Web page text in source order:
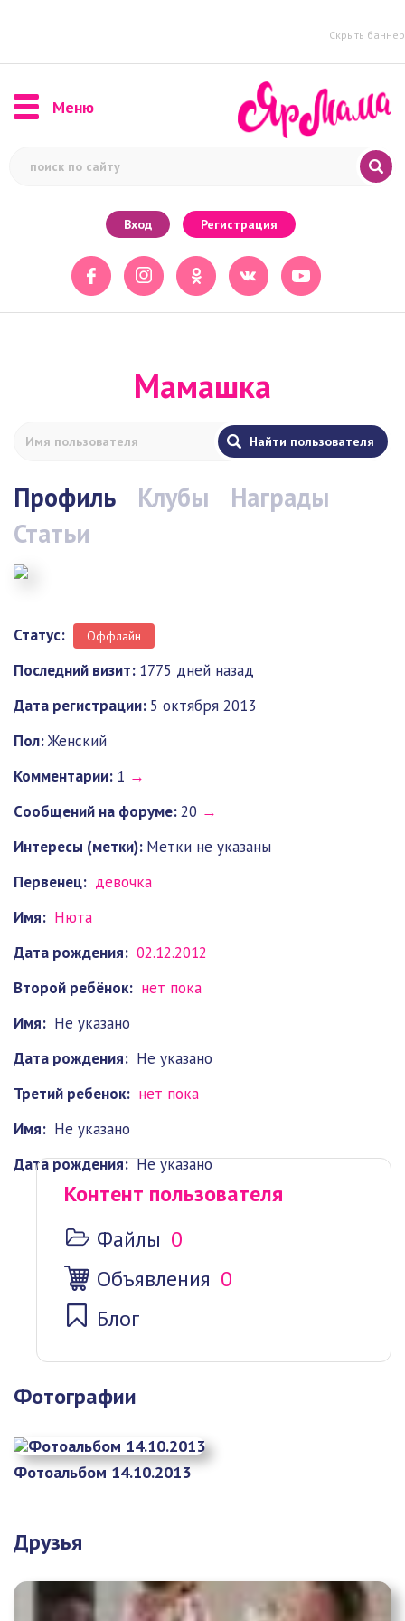
Скрыть баннер
Меню
Вход Регистрация
Мамашка
Профиль Клубы
Награды
Статьи
Статус: Оффлайн
Последний визит: 1775 дней назад
Дата регистрации: 5 октября 2013
Пол:Женский
Комментарии: 1 →
Cообщений на форуме:20 →
Интересы (метки): Метки не указаны
Первенец: девочка
Имя: Нюта
Дата рождения: 02.12.2012
Второй ребёнок: нет пока
Имя: Не указано
Дата рождения: Не указано
Третий ребенок: нет пока
Имя: Не указано
Дата рождения: Не указано
Контент пользователя
Файлы 0
Объявления 0
Блог
Фотографии
Фотоальбом 14.10.2013
Друзья